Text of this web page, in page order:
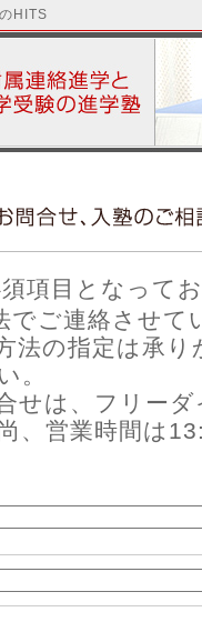
HITS
項目となって
ご連絡させて
法の指定は承
。
せは、フリー
、営業時間は